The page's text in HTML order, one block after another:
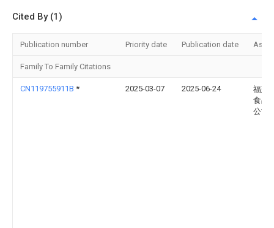
Cited By (1)
Publication number Priority date Publication date
Family To Family Citations
CN119755911B * 2025-03-07 2025-06-24
福建
食品
公司